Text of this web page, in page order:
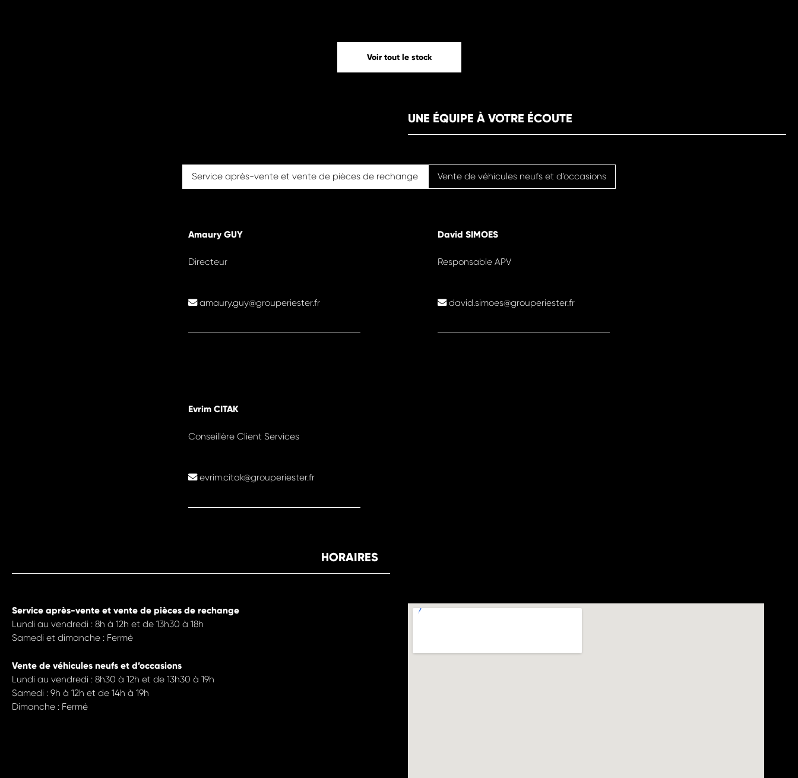
Voir tout le stock
UNE ÉQUIPE À VOTRE ÉCOUTE
Service après-vente et vente de pièces de rechange Vente de véhicules neufs et d’occasions
Amaury GUY
Directeur
amaury.guy@grouperiester.fr
David SIMOES
Responsable APV
david.simoes@grouperiester.fr
Evrim CITAK
Conseillère Client Services
evrim.citak@grouperiester.fr
HORAIRES
Service après-vente et vente de pièces de rechange
Lundi au vendredi : 8h à 12h et de 13h30 à 18h
Samedi et dimanche : Fermé
Vente de véhicules neufs et d’occasions
Lundi au vendredi : 8h30 à 12h et de 13h30 à 19h
Samedi : 9h à 12h et de 14h à 19h
Dimanche : Fermé